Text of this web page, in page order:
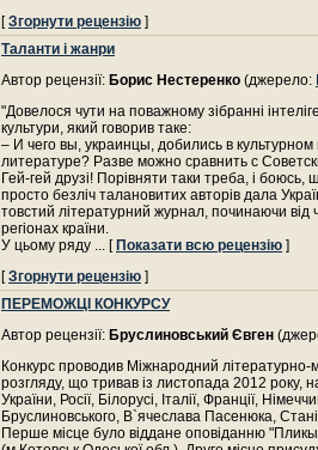
[Згорнути рецензію ]
Таланти і жанри
Автор рецензії: Борис Нестеренко (джерело:
"Довелося чути на поважному зібранні
культури, який говорив таке:
– И чего вы, украинцы, добились в
литературе? Разве можно сравнить с
Гей-гей друзі! Порівняти таки треба, і
просто безліч талановитих авторів дала
товстий літературний журнал, починаючи
регіонах країни.
У цьому ряду ... [ Показати всю рецензію ]
[Згорнути рецензію ]
ПЕРЕМОЖЦІ КОНКУРСУ
Автор рецензії: Бруслиновський Євген
Конкурс проводив Міжнародний
розгляду, що тривав із листопада 2012 року,
України, Росії, Білорусі, Італії, Франції,
Бруслиновського, В`ячеслава Пасенюка,
Перше місце було віддане оповіданню